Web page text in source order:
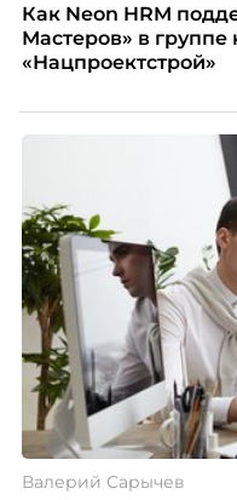
Как Neon HRM
Мастеров» в
«Нацпроектстрой»
Валерий Сарычев